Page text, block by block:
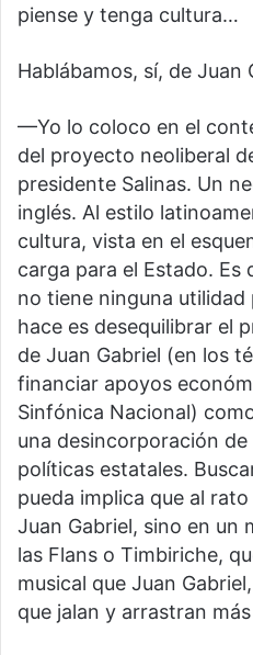
piense y tenga cultura…
Hablábamos, sí, de Juan
—Yo lo coloco en el
del proyecto neoliberal
presidente Salinas. Un
inglés. Al estilo
cultura, vista en el
carga para el Estado. Es
no tiene ninguna
hace es desequilibrar el
de Juan Gabriel (en los
financiar apoyos
Sinfónica Nacional)
una desincorporación
políticas estatales.
pueda implica que al
Juan Gabriel, sino en un
las Flans o Timbiriche,
musical que Juan
que jalan y arrastran